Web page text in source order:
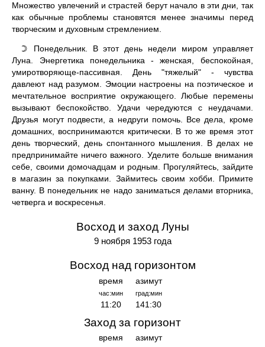
Множество увлечений и страстей берут начало в эти дни, так
как обычные проблемы становятся менее значимы перед
творческим и духовным стремлением.
☽
Понедельник. В этот день недели миром управляет
Луна. Энергетика понедельника - женская, беспокойная,
умиротворяюще-пассивная. День "тяжелый" - чувства
давлеют над разумом. Эмоции настроены на поэтическое и
мечтательное восприятие окружающего. Любые перемены
вызывают беспокойство. Удачи чередуются с неудачами.
Друзья могут подвести, а недруги помочь. Все дела, кроме
домашних, воспринимаются критически. В то же время этот
день творческий, день спонтанного мышления. В делах не
предпринимайте ничего важного. Уделите больше внимания
себе, своими домочадцам и родным. Прогуляйтесь, зайдите
в магазин за покупками. Займитесь своим хобби. Примите
ванну. В понедельник не надо заниматься делами вторника,
четверга и воскресенья.
Восход и заход Луны
9 ноября 1953 года
Восход над горизонтом
время
час:мин
11:20
азимут
град:мин
141:30
Заход за горизонт
время азимут